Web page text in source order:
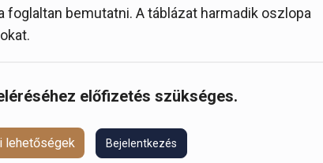
foglaltan bemutatni. A táblázat harmadik oszlopa
előfizetés szükséges.
lehetőségek Bejelentkezés